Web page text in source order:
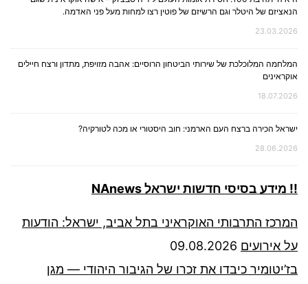
הנאציזם של היטלר וגם הרשיזם של פוטין רצו למחות מעל פני האדמה.
23.03.2026
המלחמה המלוכלכת של שירותי הביטחון הרוסיים: אהבה מזויפת, מתדון ורצח חיילים
אוקראינים
18.07.2026
ישראל הכירה ברצח העם הארמני: חוב היסטורי או מכה לטורקיה?
28.06.2026
!! מידע בסיסי חדשות ישראל NAnews
המרכז התרבותי האוקראיני בתל אביב, ישראל: הודעות
על אירועים 09.08.2026
בז’יטומיר כיבדו את זכרו של הגיבור היהודי — מגן